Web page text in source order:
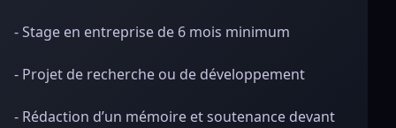
- Stage en entreprise de 6 mois minimum
- Projet de recherche ou de développement
- Rédaction d’un mémoire et soutenance devant